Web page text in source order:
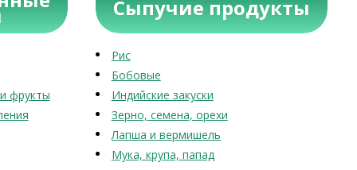
фрукты
Сыпучие продукты
Рис
Бобовые
Индийские закуски
Зерно, семена, орехи
Лапша и вермишель
Мука, крупа, папад